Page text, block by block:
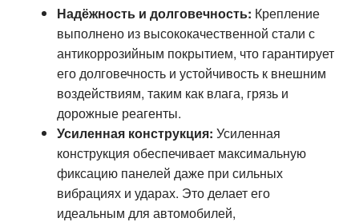
Надёжность и долговечность: Крепление
выполнено из высококачественной стали с
антикоррозийным покрытием, что гарантирует
его долговечность и устойчивость к внешним
воздействиям, таким как влага, грязь и
дорожные реагенты.
Усиленная конструкция: Усиленная
конструкция обеспечивает максимальную
фиксацию панелей даже при сильных
вибрациях и ударах. Это делает его
идеальным для автомобилей,